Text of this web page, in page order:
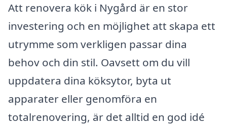
Att renovera kök i Nygård är en stor
investering och en möjlighet att skapa ett
utrymme som verkligen passar dina
behov och din stil. Oavsett om du vill
uppdatera dina köksytor, byta ut
apparater eller genomföra en
totalrenovering, är det alltid en god idé